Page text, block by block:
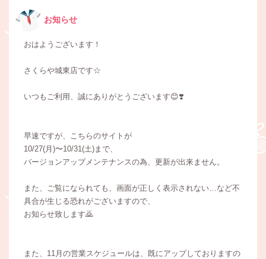
お知らせ
おはようございます！
さくらや城東店です☆
いつもご利用、誠にありがとうございます😊❣️
早速ですが、こちらのサイトが
10/27(月)〜10/31(土)まで、
バージョンアップメンテナンスの為、更新が出来ません。
また、ご覧になられても、画面が正しく表示されない…など不
具合が生じる恐れがございますので、
お知らせ致します🙇
また、11月の営業スケジュールは、既にアップしておりますの